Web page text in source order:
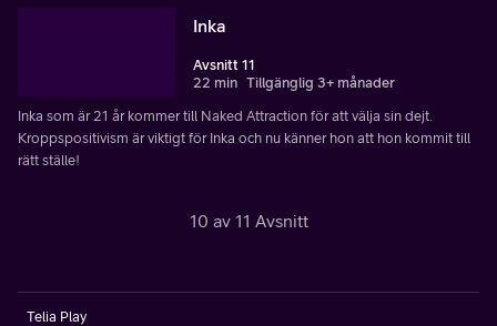
Inka
Avsnitt 11
22 min Tillgänglig 3+ månader
Inka som är 21 år kommer till Naked Attraction för att välja sin dejt.
Kroppspositivism är viktigt för Inka och nu känner hon att hon kommit till
rätt ställe!
10 av 11 Avsnitt
Telia Play